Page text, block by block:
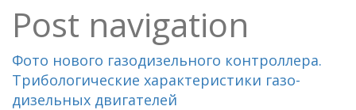
Post navigation
Фото нового газодизельного контроллера.
Трибологические характеристики газо-
дизельных двигателей